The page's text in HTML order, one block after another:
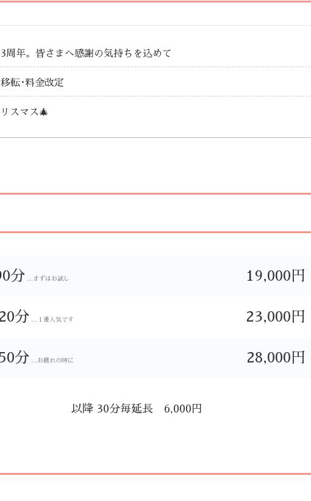
周年。皆さまへ感謝の気持ちを込めて
転･料金改定
スマス🎄
分 …まずはお試し 19,000円
分 …１番人気です 23,000円
分 …お疲れの時に 28,000円
以降 30分毎延長 6,000円